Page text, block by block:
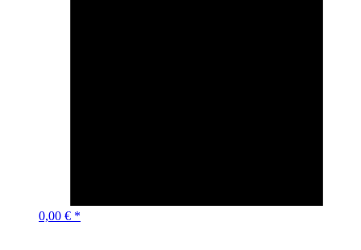
0,00 € *